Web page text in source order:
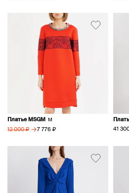
Платье MSGM M
12 000 ₽ → 7 776 ₽ 41